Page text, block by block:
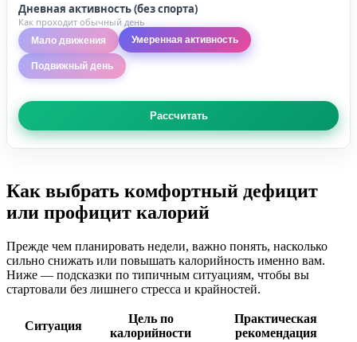
Дневная активность (без спорта)
Как проходит обычный день
Мало движения Умеренная активность
Подвижный день
Рассчитать
Как выбрать комфортный дефицит
или профицит калорий
Прежде чем планировать недели, важно понять, насколько
сильно снижать или повышать калорийность именно вам.
Ниже — подсказки по типичным ситуациям, чтобы вы
стартовали без лишнего стресса и крайностей.
Ситуация
Цель по
калорийности
Практическая
рекомендация